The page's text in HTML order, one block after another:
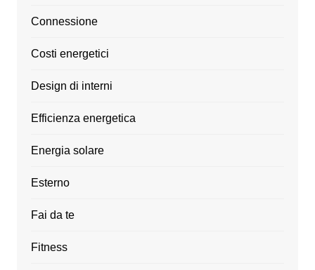
Connessione
Costi energetici
Design di interni
Efficienza energetica
Energia solare
Esterno
Fai da te
Fitness